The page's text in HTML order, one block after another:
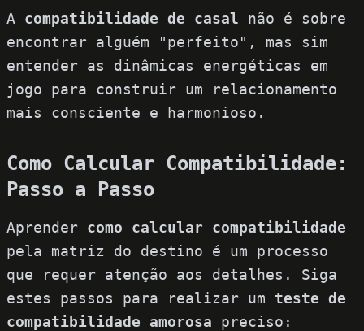
A compatibilidade de casal não é sobre
encontrar alguém "perfeito", mas sim
entender as dinâmicas energéticas em
jogo para construir um relacionamento
mais consciente e harmonioso.
Como Calcular Compatibilidade:
Passo a Passo
Aprender como calcular compatibilidade
pela matriz do destino é um processo
que requer atenção aos detalhes. Siga
estes passos para realizar um teste de
compatibilidade amorosa preciso: